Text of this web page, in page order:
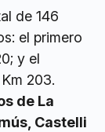
de 146
el primero
y el
203.
de La
Castelli